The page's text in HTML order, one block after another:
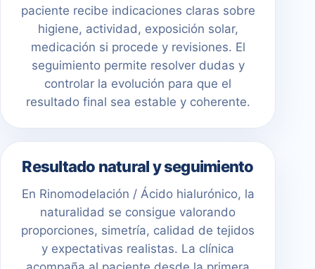
paciente recibe indicaciones claras sobre
higiene, actividad, exposición solar,
medicación si procede y revisiones. El
seguimiento permite resolver dudas y
controlar la evolución para que el
resultado final sea estable y coherente.
Resultado natural y seguimiento
En Rinomodelación / Ácido hialurónico, la
naturalidad se consigue valorando
proporciones, simetría, calidad de tejidos
y expectativas realistas. La clínica